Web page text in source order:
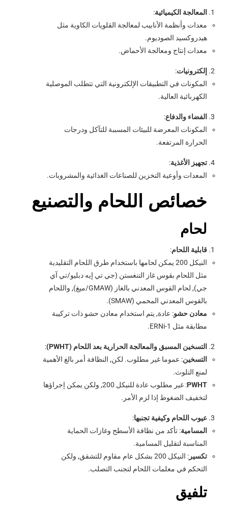
المعالجة الكيميائية:
معدات وأنظمة الأنابيب لمعالجة القلويات الكاوية مثل
هيدروكسيد الصوديوم.
معدات إنتاج ومعالجة الأحماض.
إلكترونيات:
المكونات في التطبيقات الإلكترونية التي تتطلب الموصلية
الكهربائية العالية.
الفضاء والدفاع:
المكونات المعرضة للبيئات المسببة للتآكل ودرجات
الحرارة المرتفعة.
تجهيز الأغذية:
المعدات وأوعية التخزين للصناعات الغذائية والمشروبات.
خصائص اللحام والتصنيع
لحام
قابلية اللحام:
النيكل 200 يمكن لحامها باستخدام طرق اللحام التقليدية
مثل اللحام بقوس غاز التنغستن (جي تي إيه دبليو/تي آي
جي), لحام القوس المعدني بالغاز (GMAW/ميغ), واللحام
بالقوس المعدني المحمي (SMAW).
معادن حشو: عادة, يتم استخدام معادن حشو ذات تركيبة
مطابقة مثل ERNi-1.
التسخين المسبق والمعالجة الحرارية بعد اللحام (PWHT)
:
التسخين: عموما غير مطلوب. لكن, النظافة أمر بالغ الأهمية
لمنع التلوث.
PWHT
: غير مطلوب عادة للنيكل 200, ولكن يمكن إجراؤها
لتخفيف الضغوط إذا لزم الأمر.
عيوب اللحام وكيفية تجنبها:
المسامية: تأكد من نظافة الأسطح وغازات الحماية
المناسبة لتقليل المسامية.
تكسير
: النيكل 200 بشكل عام مقاوم للتشقق, ولكن
التحكم في معلمات اللحام لتجنب التصلب.
تلفيق